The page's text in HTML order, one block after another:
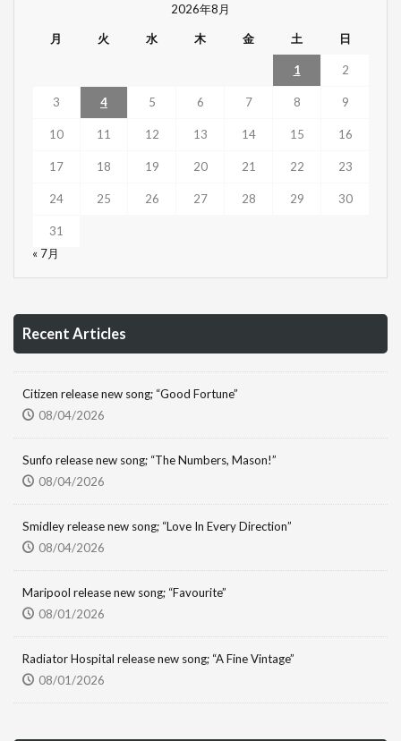
2026年8月
月 火 水 木 金 土 日
1 2
3 4 5 6 7 8 9
10 11 12 13 14 15 16
17 18 19 20 21 22 23
24 25 26 27 28 29 30
31
« 7月
Recent Articles
Citizen release new song; “Good Fortune”
08/04/2026
Sunfo release new song; “The Numbers, Mason!”
08/04/2026
Smidley release new song; “Love In Every Direction”
08/04/2026
Maripool release new song; “Favourite”
08/01/2026
Radiator Hospital release new song; “A Fine Vintage”
08/01/2026